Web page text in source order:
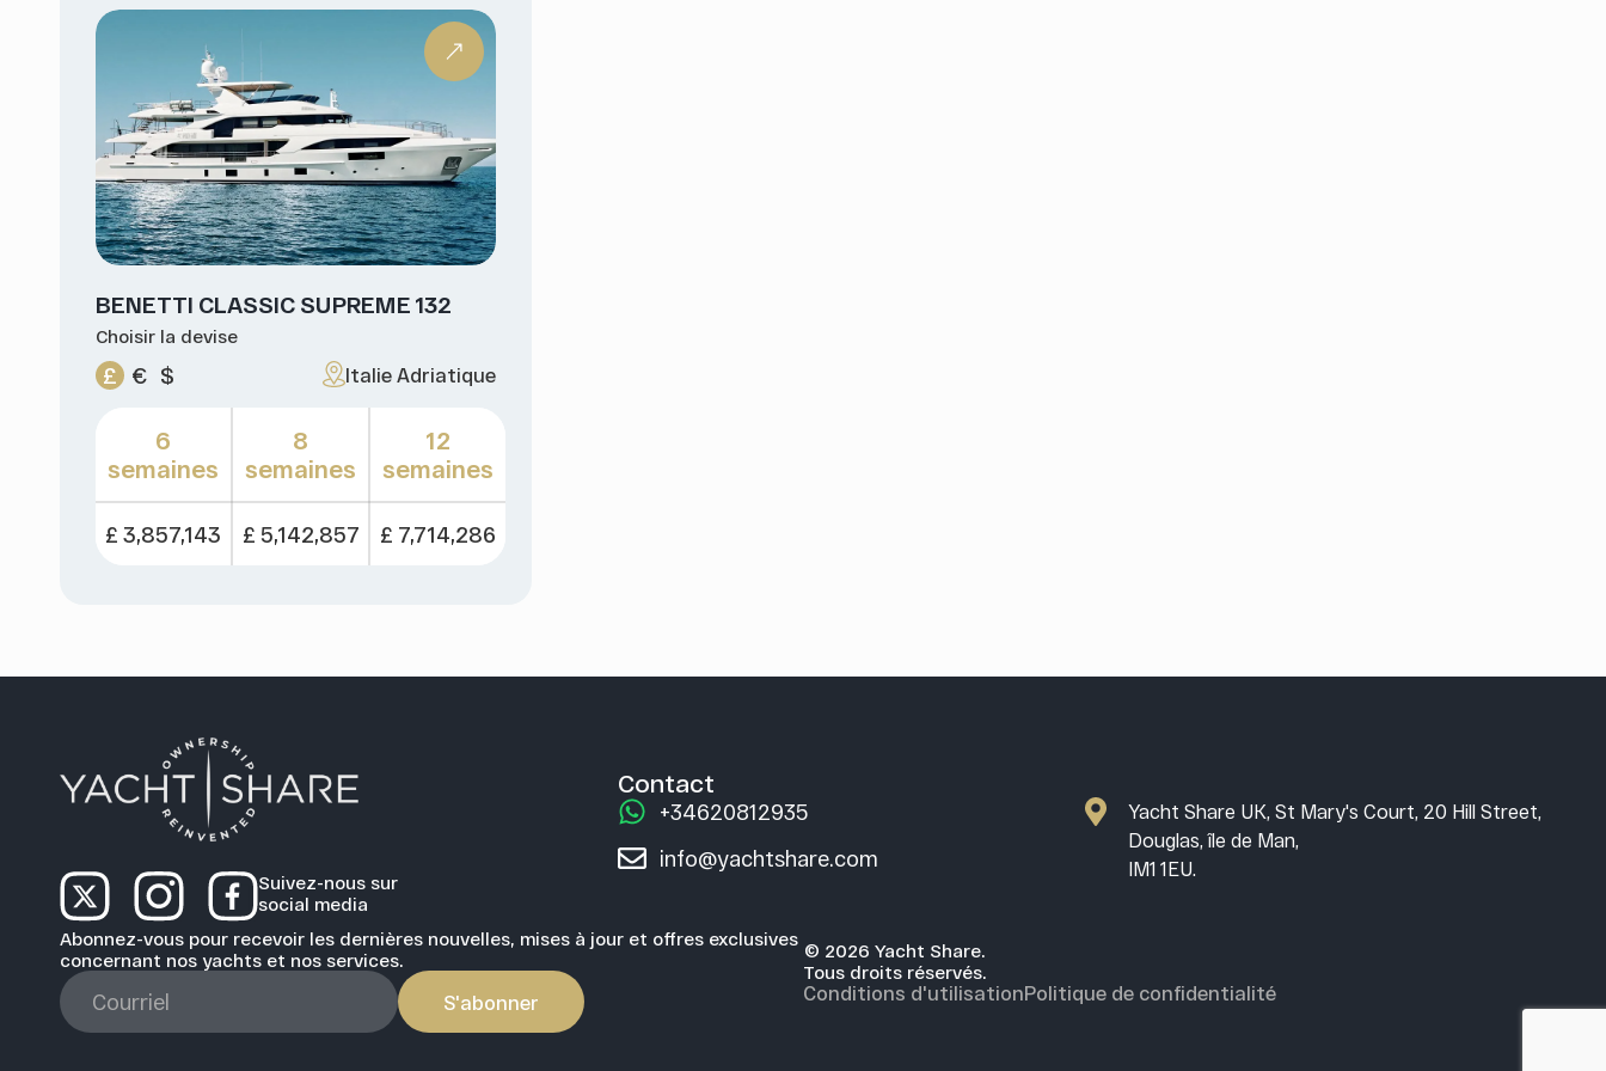
BENETTI CLASSIC SUPREME 132
Choisir la devise
£ € $ Italie Adriatique
6
semaines
8
semaines
12
semaines
£ 3,857,143 £ 5,142,857 £ 7,714,286
Suivez-nous sur
social media
Contact
+34620812935
info@yachtshare.com
Yacht Share UK, St Mary's Court, 20 Hill Street,
Douglas, île de Man,
IM1 1EU.
Abonnez-vous pour recevoir les dernières nouvelles, mises à jour et offres exclusives
concernant nos yachts et nos services.
© 2026 Yacht Share.
Tous droits réservés.
Conditions d'utilisationPolitique de confidentialité